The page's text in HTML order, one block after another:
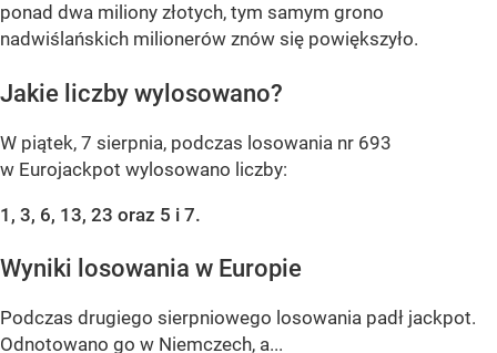
ponad dwa miliony złotych, tym samym grono
nadwiślańskich milionerów znów się powiększyło.
Jakie liczby wylosowano?
W piątek, 7 sierpnia, podczas losowania nr 693
w Eurojackpot wylosowano liczby:
1, 3, 6, 13, 23 oraz 5 i 7.
Wyniki losowania w Europie
Podczas drugiego sierpniowego losowania padł jackpot.
Odnotowano go w Niemczech, a...